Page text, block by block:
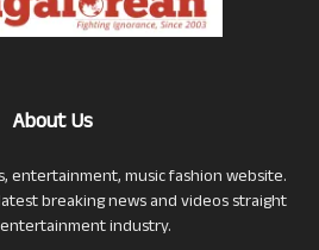
About Us
entertainment, music fashion website.
breaking news and videos straight
industry.